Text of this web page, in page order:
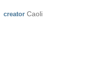
creator Caoli